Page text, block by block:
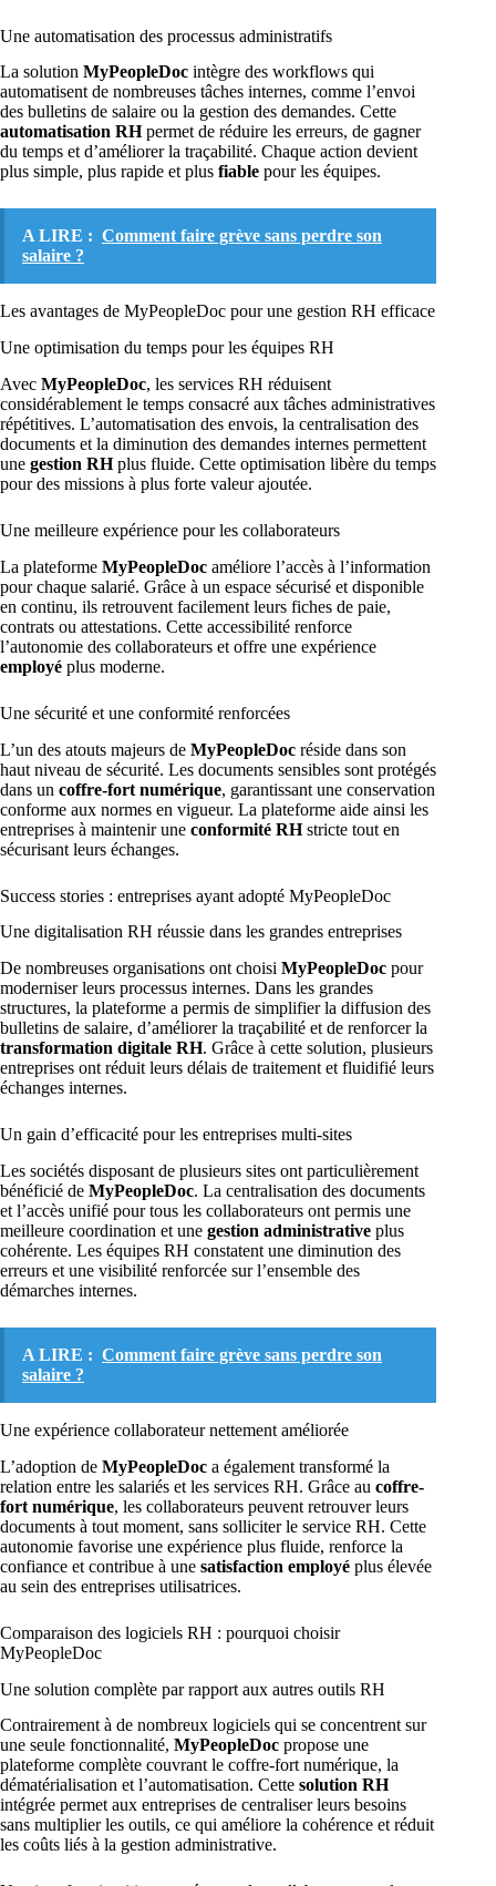
Une automatisation des processus administratifs
La solution MyPeopleDoc intègre des workflows qui
automatisent de nombreuses tâches internes, comme l’envoi
des bulletins de salaire ou la gestion des demandes. Cette
automatisation RHpermet de réduire les erreurs, de gagner
du temps et d’améliorer la traçabilité. Chaque action devient
plus simple, plus rapide et plus fiable pour les équipes.
A LIRE : Comment faire grève sans perdre son
salaire ?
Les avantages de MyPeopleDoc pour une gestion RH efficace
Une optimisation du temps pour les équipes RH
Avec MyPeopleDoc, les services RH réduisent
considérablement le temps consacré aux tâches administratives
répétitives. L’automatisation des envois, la centralisation des
documents et la diminution des demandes internes permettent
une gestion RHplus fluide. Cette optimisation libère du temps
pour des missions à plus forte valeur ajoutée.
Une meilleure expérience pour les collaborateurs
La plateforme MyPeopleDoc améliore l’accès à l’information
pour chaque salarié. Grâce à un espace sécurisé et disponible
en continu, ils retrouvent facilement leurs fiches de paie,
contrats ou attestations. Cette accessibilité renforce
l’autonomie des collaborateurs et offre une expérience
employé plus moderne.
Une sécurité et une conformité renforcées
L’un des atouts majeurs de MyPeopleDoc réside dans son
haut niveau de sécurité. Les documents sensibles sont protégés
dans un coffre-fort numérique, garantissant une conservation
conforme aux normes en vigueur. La plateforme aide ainsi les
entreprises à maintenir une conformité RHstricte tout en
sécurisant leurs échanges.
Success stories : entreprises ayant adopté MyPeopleDoc
Une digitalisation RH réussie dans les grandes entreprises
De nombreuses organisations ont choisi MyPeopleDoc pour
moderniser leurs processus internes. Dans les grandes
structures, la plateforme a permis de simplifier la diffusion des
bulletins de salaire, d’améliorer la traçabilité et de renforcer la
transformation digitale RH. Grâce à cette solution, plusieurs
entreprises ont réduit leurs délais de traitement et fluidifié leurs
échanges internes.
Un gain d’efficacité pour les entreprises multi-sites
Les sociétés disposant de plusieurs sites ont particulièrement
bénéficié de MyPeopleDoc. La centralisation des documents
et l’accès unifié pour tous les collaborateurs ont permis une
meilleure coordination et une gestion administrative plus
cohérente. Les équipes RH constatent une diminution des
erreurs et une visibilité renforcée sur l’ensemble des
démarches internes.
A LIRE : Comment faire grève sans perdre son
salaire ?
Une expérience collaborateur nettement améliorée
L’adoption de MyPeopleDoc a également transformé la
relation entre les salariés et les services RH. Grâce au coffre-
fort numérique, les collaborateurs peuvent retrouver leurs
documents à tout moment, sans solliciter le service RH. Cette
autonomie favorise une expérience plus fluide, renforce la
confiance et contribue à une satisfaction employé plus élevée
au sein des entreprises utilisatrices.
Comparaison des logiciels RH : pourquoi choisir
MyPeopleDoc
Une solution complète par rapport aux autres outils RH
Contrairement à de nombreux logiciels qui se concentrent sur
une seule fonctionnalité, MyPeopleDoc propose une
plateforme complète couvrant le coffre-fort numérique, la
dématérialisation et l’automatisation. Cette solution RH
intégrée permet aux entreprises de centraliser leurs besoins
sans multiplier les outils, ce qui améliore la cohérence et réduit
les coûts liés à la gestion administrative.